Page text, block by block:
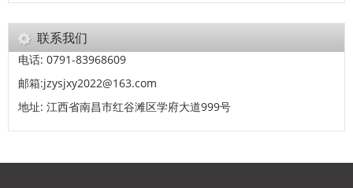
联系我们
电话: 0791-83968609
邮箱:jzysjxy2022@163.com
地址: 江西省南昌市红谷滩区学府大道999号